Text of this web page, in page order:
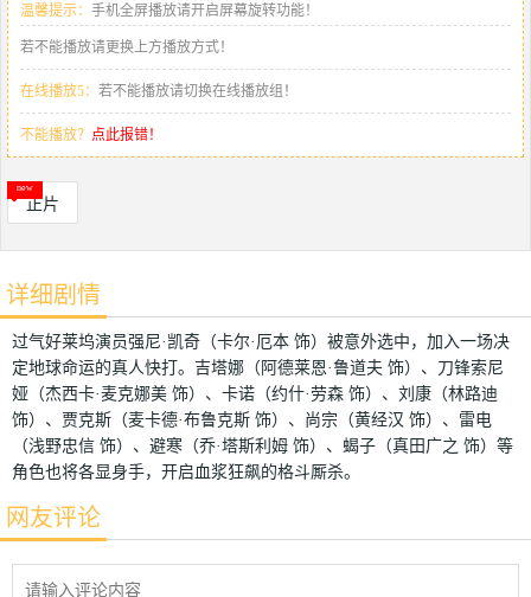
温馨提示： 手机全屏播放请开启屏幕旋转功能！
若不能播放请更换上方播放方式！
在线播放5： 若不能播放请切换在线播放组！
不能播放？ 点此报错！
正片
详细剧情
过气好莱坞演员强尼·凯奇（卡尔·厄本 饰）被意外选中，加入一场决
定地球命运的真人快打。吉塔娜（阿德莱恩·鲁道夫 饰）、刀锋索尼
娅（杰西卡·麦克娜美 饰）、卡诺（约什·劳森 饰）、刘康（林路迪
饰）、贾克斯（麦卡德·布鲁克斯 饰）、尚宗（黄经汉 饰）、雷电
（浅野忠信 饰）、避寒（乔·塔斯利姆 饰）、蝎子（真田广之 饰）等
角色也将各显身手，开启血浆狂飙的格斗厮杀。
网友评论